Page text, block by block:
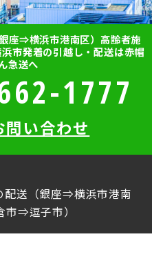
座⇒横浜市港南区）高齢者施
市発着の引越し・配送は赤帽
急送へ
1777
問い合わせ
配送（銀座⇒横浜市港南
市⇒逗子市）